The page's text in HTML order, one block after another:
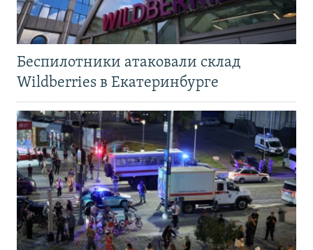
Беспилотники атаковали склад
Wildberries в Екатеринбурге